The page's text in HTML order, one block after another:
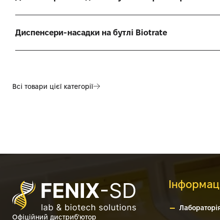
Диспенсери-насадки на бутлі Biotrate
Всі товари цієї категорії
Офіційний дистриб'ютор